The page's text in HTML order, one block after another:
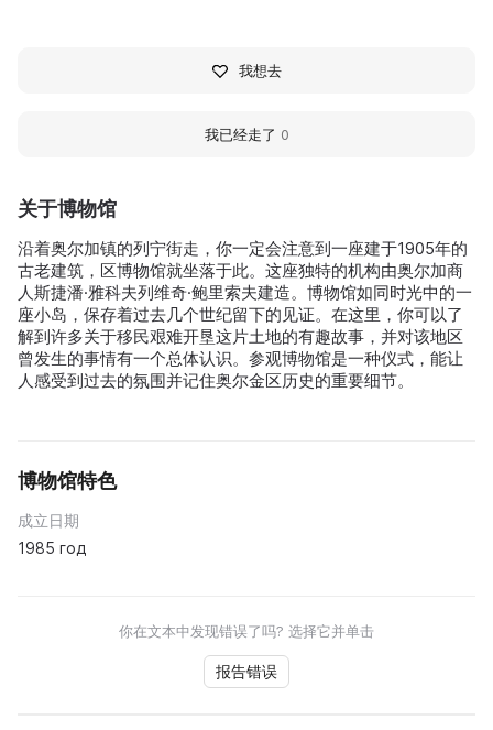
关于博物馆
沿着奥尔加镇的列宁街走，你一定会注意到一座建于1905年的
古老建筑，区博物馆就坐落于此。这座独特的机构由奥尔加商
人斯捷潘·雅科夫列维奇·鲍里索夫建造。博物馆如同时光中的一
座小岛，保存着过去几个世纪留下的见证。在这里，你可以了
解到许多关于移民艰难开垦这片土地的有趣故事，并对该地区
曾发生的事情有一个总体认识。参观博物馆是一种仪式，能让
人感受到过去的氛围并记住奥尔金区历史的重要细节。
博物馆特色
成立日期
1985 год
你在文本中发现错误了吗? 选择它并单击
报告错误
我想去
我已经走了 0